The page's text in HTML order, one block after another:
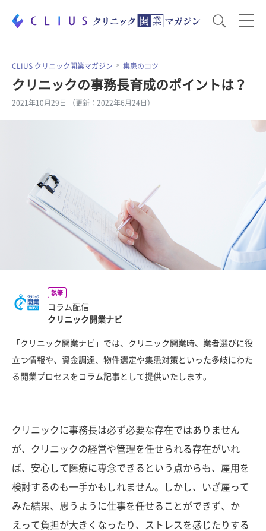
お役立ち資料 運営・経営のポイント
開業医のリアル 開業準備で大事なこと
集患のコツ セミナー
CLIUS クリニック開業マガジン 集患のコツ
クリニックの事務長育成のポイントは？
2021年10月29日 （更新：2022年6月24日）
執筆
コラム配信
クリニック開業ナビ
「クリニック開業ナビ」では、クリニック開業時、業者選びに役
立つ情報や、資金調達、物件選定や集患対策といった多岐にわた
る開業プロセスをコラム記事として提供いたします。
クリニックに事務長は必ず必要な存在ではありません
が、クリニックの経営や管理を任せられる存在がいれ
ば、安心して医療に専念できるという点からも、雇用を
検討するのも一手かもしれません。しかし、いざ雇って
みた結果、思うように仕事を任せることができず、か
えって負担が大きくなったり、ストレスを感じたりする